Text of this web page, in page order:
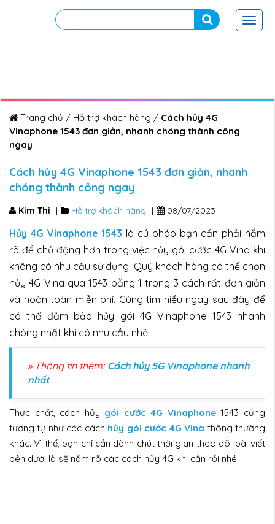
Trang chủ / Hỗ trợ khách hàng / Cách hủy 4G
Vinaphone 1543 đơn giản, nhanh chóng thành công
ngay
Cách hủy 4G Vinaphone 1543 đơn giản, nhanh
chóng thành công ngay
Kim Thi | Hỗ trợ khách hàng | 08/07/2023
Hủy 4G Vinaphone 1543 là cú pháp bạn cần phải nắm
rõ để chủ động hơn trong việc hủy gói cước 4G Vina khi
không có nhu cầu sử dụng. Quý khách hàng có thể chọn
hủy 4G Vina qua 1543 bằng 1 trong 3 cách rất đơn giản
và hoàn toàn miễn phí. Cùng tìm hiểu ngay sau đây để
có thể đảm bảo hủy gói 4G Vinaphone 1543 nhanh
chóng nhất khi có nhu cầu nhé.
» Thông tin thêm: Cách hủy 5G Vinaphone nhanh
nhất
Thực chất, cách hủy gói cước 4G Vinaphone1543 cũng
tương tự như các cách hủy gói cước 4G Vina thông thường
khác. Vì thế, bạn chỉ cần dành chút thời gian theo dõi bài viết
bên dưới là sẽ nắm rõ các cách hủy 4G khi cần rồi nhé.